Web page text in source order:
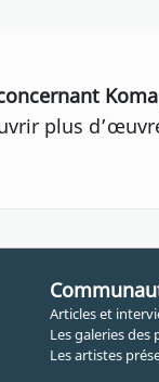
plus
Articles et
Les galeries des
Les artistes